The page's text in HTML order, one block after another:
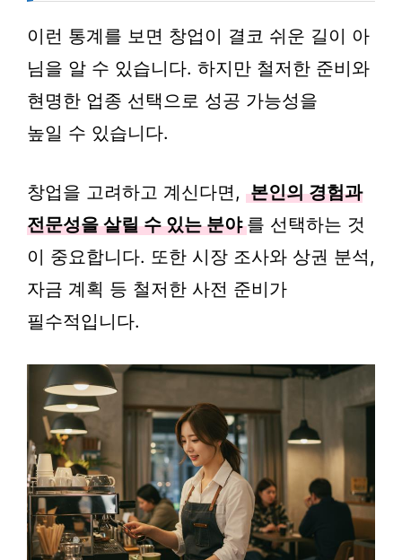
이런 통계를 보면 창업이 결코 쉬운 길이 아
님을 알 수 있습니다. 하지만 철저한 준비와
현명한 업종 선택으로 성공 가능성을
높일 수 있습니다.
창업을 고려하고 계신다면, 본인의 경험과
전문성을 살릴 수 있는 분야 를 선택하는 것
이 중요합니다. 또한 시장 조사와 상권 분석,
자금 계획 등 철저한 사전 준비가
필수적입니다.